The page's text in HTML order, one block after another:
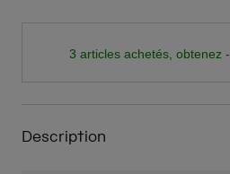
3 articles achetés, obtenez
Description